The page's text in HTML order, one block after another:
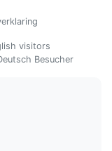
visitors
Besucher